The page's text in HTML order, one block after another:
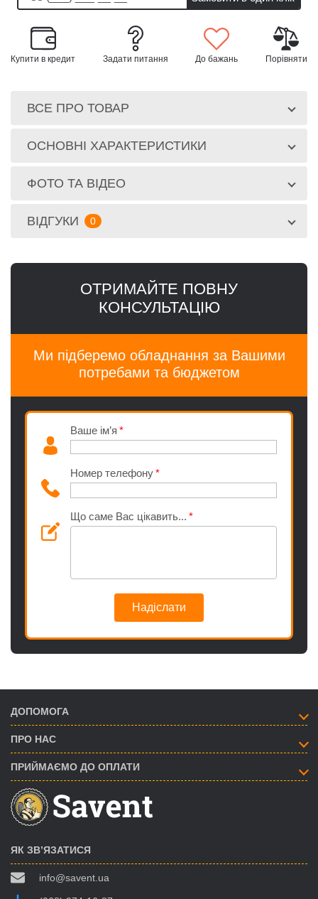
Купити в кредит Задати питання До бажань Порівняти
ВСЕ ПРО ТОВАР
ОСНОВНІ ХАРАКТЕРИСТИКИ
ФОТО ТА ВІДЕО
ВІДГУКИ 0
ОТРИМАЙТЕ ПОВНУ
КОНСУЛЬТАЦІЮ
Ми підберемо обладнання за Вашими
потребами та бюджетом
Ваше ім’я
Номер телефону
Що саме Вас цікавить...
Надіслати
ДОПОМОГА
ПРО НАС
ПРИЙМАЄМО ДО ОПЛАТИ
ЯК ЗВ’ЯЗАТИСЯ
info@savent.ua